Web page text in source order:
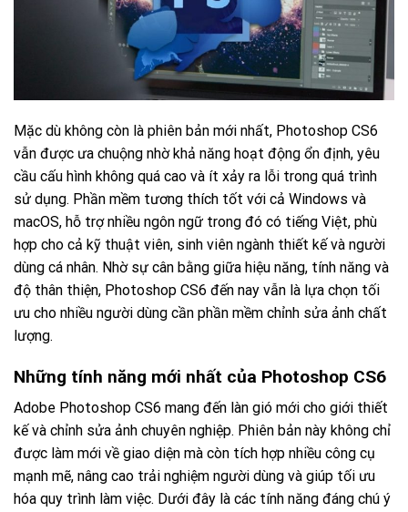
Mặc dù không còn là phiên bản mới nhất, Photoshop CS6
vẫn được ưa chuộng nhờ khả năng hoạt động ổn định, yêu
cầu cấu hình không quá cao và ít xảy ra lỗi trong quá trình
sử dụng. Phần mềm tương thích tốt với cả Windows và
macOS, hỗ trợ nhiều ngôn ngữ trong đó có tiếng Việt, phù
hợp cho cả kỹ thuật viên, sinh viên ngành thiết kế và người
dùng cá nhân. Nhờ sự cân bằng giữa hiệu năng, tính năng và
độ thân thiện, Photoshop CS6 đến nay vẫn là lựa chọn tối
ưu cho nhiều người dùng cần phần mềm chỉnh sửa ảnh chất
lượng.
Những tính năng mới nhất của Photoshop CS6
Adobe Photoshop CS6 mang đến làn gió mới cho giới thiết
kế và chỉnh sửa ảnh chuyên nghiệp. Phiên bản này không chỉ
được làm mới về giao diện mà còn tích hợp nhiều công cụ
mạnh mẽ, nâng cao trải nghiệm người dùng và giúp tối ưu
hóa quy trình làm việc. Dưới đây là các tính năng đáng chú ý